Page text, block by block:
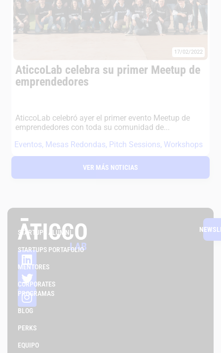
17/02/2022
AticcoLab celebra su primer Meetup de
emprendedores
AticcoLab celebró ayer el primer evento Meetup de
emprendedores con toda su comunidad de...
Eventos, Mesas Redondas, Pitch Sessions, Workshops
VER MÁS NOTICIAS
STARTUPS ALUMNI
STARTUPS PORTAFOLIO
MENTORES
CORPORATES
PROGRAMAS
BLOG
PERKS
EQUIPO